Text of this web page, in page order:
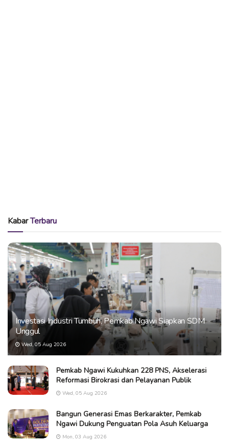
KabarTerbaru
Investasi Industri Tumbuh, Pemkab Ngawi Siapkan SDM
Unggul
Wed, 05 Aug 2026
Pemkab Ngawi Kukuhkan 228 PNS, Akselerasi
Reformasi Birokrasi dan Pelayanan Publik
Wed, 05 Aug 2026
Bangun Generasi Emas Berkarakter, Pemkab
Ngawi Dukung Penguatan Pola Asuh Keluarga
Mon, 03 Aug 2026